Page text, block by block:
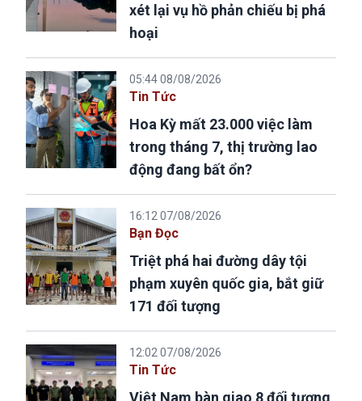
xét lại vụ hồ phản chiếu bị phá
hoại
05:44 08/08/2026
Tin Tức
Hoa Kỳ mất 23.000 việc làm
trong tháng 7, thị trường lao
động đang bất ổn?
16:12 07/08/2026
Bạn Đọc
Triệt phá hai đường dây tội
phạm xuyên quốc gia, bắt giữ
171 đối tượng
12:02 07/08/2026
Tin Tức
Việt Nam bàn giao 8 đối tượng